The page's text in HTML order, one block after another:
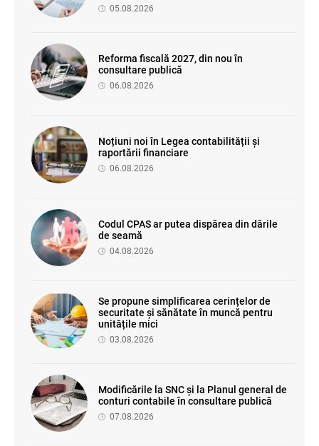
05.08.2026
Reforma fiscală 2027, din nou în
consultare publică
06.08.2026
Noțiuni noi în Legea contabilității și
raportării financiare
06.08.2026
Codul CPAS ar putea dispărea din dările
de seamă
04.08.2026
Se propune simplificarea cerințelor de
securitate și sănătate în muncă pentru
unitățile mici
03.08.2026
Modificările la SNC și la Planul general de
conturi contabile în consultare publică
07.08.2026